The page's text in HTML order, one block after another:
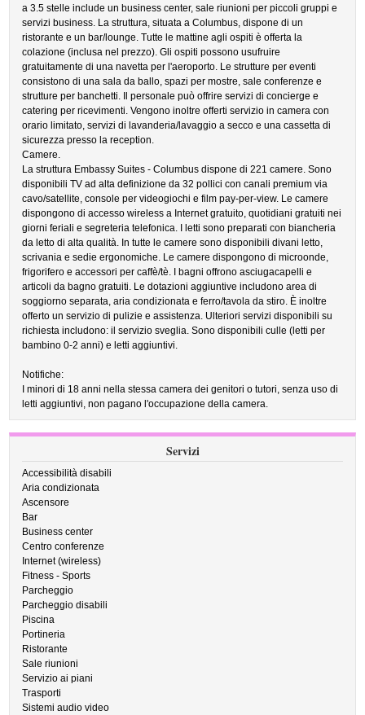
a 3.5 stelle include un business center, sale riunioni per piccoli gruppi e
servizi business. La struttura, situata a Columbus, dispone di un
ristorante e un bar/lounge. Tutte le mattine agli ospiti è offerta la
colazione (inclusa nel prezzo). Gli ospiti possono usufruire
gratuitamente di una navetta per l'aeroporto. Le strutture per eventi
consistono di una sala da ballo, spazi per mostre, sale conferenze e
strutture per banchetti. Il personale può offrire servizi di concierge e
catering per ricevimenti. Vengono inoltre offerti servizio in camera con
orario limitato, servizi di lavanderia/lavaggio a secco e una cassetta di
sicurezza presso la reception.
Camere.
La struttura Embassy Suites - Columbus dispone di 221 camere. Sono
disponibili TV ad alta definizione da 32 pollici con canali premium via
cavo/satellite, console per videogiochi e film pay-per-view. Le camere
dispongono di accesso wireless a Internet gratuito, quotidiani gratuiti nei
giorni feriali e segreteria telefonica. I letti sono preparati con biancheria
da letto di alta qualità. In tutte le camere sono disponibili divani letto,
scrivania e sedie ergonomiche. Le camere dispongono di microonde,
frigorifero e accessori per caffè/tè. I bagni offrono asciugacapelli e
articoli da bagno gratuiti. Le dotazioni aggiuntive includono area di
soggiorno separata, aria condizionata e ferro/tavola da stiro. È inoltre
offerto un servizio di pulizie e assistenza. Ulteriori servizi disponibili su
richiesta includono: il servizio sveglia. Sono disponibili culle (letti per
bambino 0-2 anni) e letti aggiuntivi.
Notifiche:
I minori di 18 anni nella stessa camera dei genitori o tutori, senza uso di
letti aggiuntivi, non pagano l'occupazione della camera.
Servizi
Accessibilità disabili
Aria condizionata
Ascensore
Bar
Business center
Centro conferenze
Internet (wireless)
Fitness - Sports
Parcheggio
Parcheggio disabili
Piscina
Portineria
Ristorante
Sale riunioni
Servizio ai piani
Trasporti
Sistemi audio video